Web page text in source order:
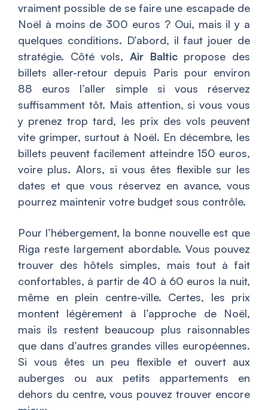
vraiment possible de se faire une escapade de
Noël à moins de 300 euros ? Oui, mais il y a
quelques conditions. D’abord, il faut jouer de
stratégie. Côté vols, Air Balticpropose des
billets aller-retour depuis Paris pour environ
88 euros l’aller simple si vous réservez
suffisamment tôt. Mais attention, si vous vous
y prenez trop tard, les prix des vols peuvent
vite grimper, surtout à Noël. En décembre, les
billets peuvent facilement atteindre 150 euros,
voire plus. Alors, si vous êtes flexible sur les
dates et que vous réservez en avance, vous
pourrez maintenir votre budget sous contrôle.
Pour l’hébergement, la bonne nouvelle est que
Riga reste largement abordable. Vous pouvez
trouver des hôtels simples, mais tout à fait
confortables, à partir de 40 à 60 euros la nuit,
même en plein centre-ville. Certes, les prix
montent légèrement à l’approche de Noël,
mais ils restent beaucoup plus raisonnables
que dans d’autres grandes villes européennes.
Si vous êtes un peu flexible et ouvert aux
auberges ou aux petits appartements en
dehors du centre, vous pouvez trouver encore